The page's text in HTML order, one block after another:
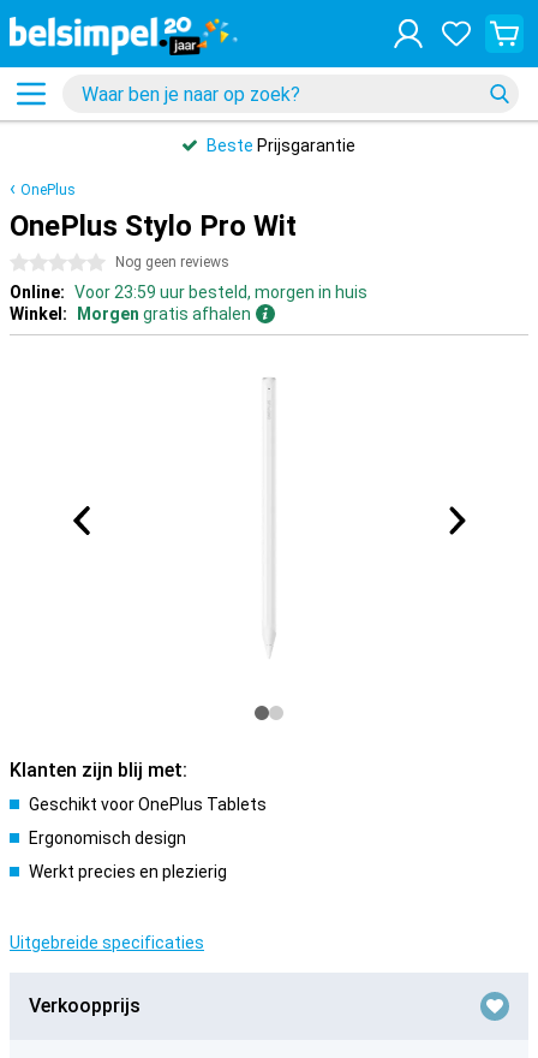
Beste Prijsgarantie
OnePlus
OnePlus Stylo Pro Wit
0 sterren Nog geen reviews
Online: Voor 23:59 uur besteld, morgen in huis
Winkel:
Morgen gratis afhalen
Klanten zijn blij met:
Geschikt voor OnePlus Tablets
Ergonomisch design
Werkt precies en plezierig
Uitgebreide specificaties
Verkoopprijs